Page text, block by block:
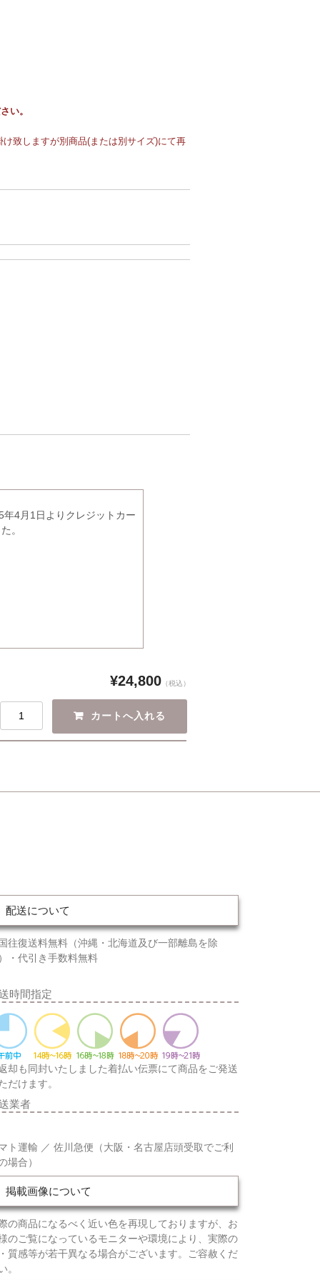
い。
致しますが別商品(または別サイズ)にて再
4月1日よりクレジットカー
。
¥24,800 （税込）
配送について
往復送料無料（沖縄・北海道及び一部離島を除
・代引き手数料無料
時間指定
却も同封いたしました着払い伝票にて商品をご発送
だけます。
業者
ト運輸 ／ 佐川急便（大阪・名古屋店頭受取でご利
場合）
掲載画像について
の商品になるべく近い色を再現しておりますが、お
のご覧になっているモニターや環境により、実際の
質感等が若干異なる場合がございます。ご容赦くだ
。